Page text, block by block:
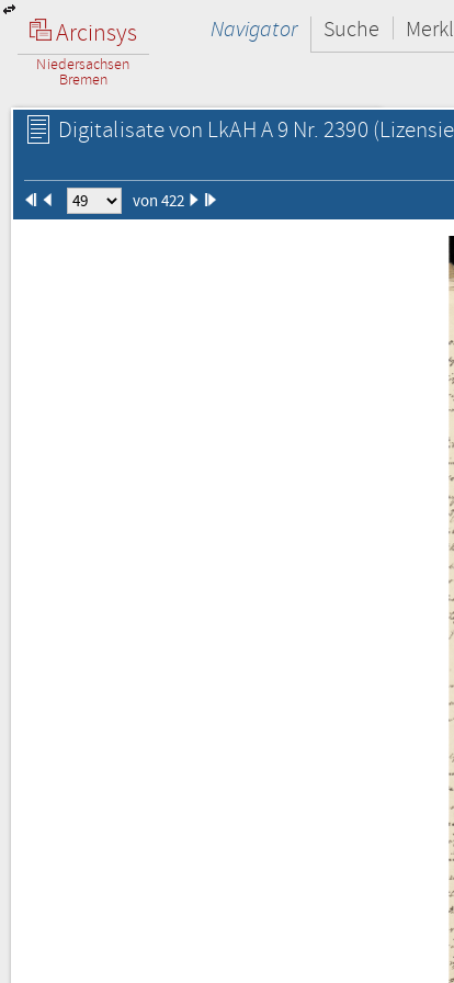
Arcinsys
Niedersachsen
Bremen
Navigator Suche
Digitalisate von LkAH A 9 Nr. 2390
von 422